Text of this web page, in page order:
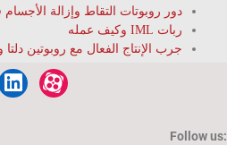
دور روبوتات التقاط وإزالة الأجسام في
ربات IML وکیف عمله
جرب الإنتاج الفعال مع روبوتین دلتا و IML